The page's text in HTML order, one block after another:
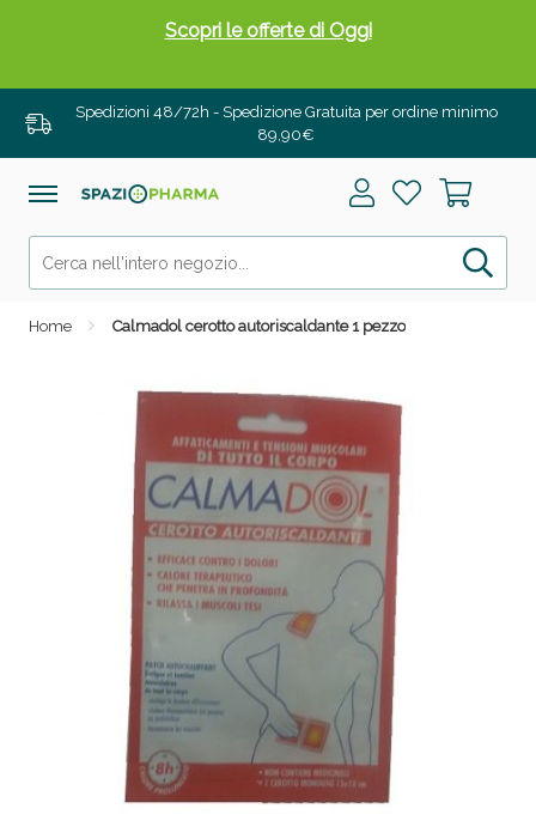
Spedizioni 48/72h - Spedizione Gratuita per ordine minimo
89,90€
Home Calmadol cerotto autoriscaldante 1 pezzo
Scopri le offerte di Oggi
Drenanti e Pancia Piatta: Sconti fino al 55% validi
solo per OGGI!